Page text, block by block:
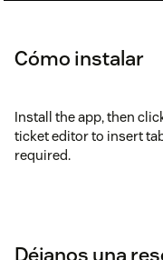
Cómo instalar
Install the app, then
ticket editor to insert
required.
Déjanos una